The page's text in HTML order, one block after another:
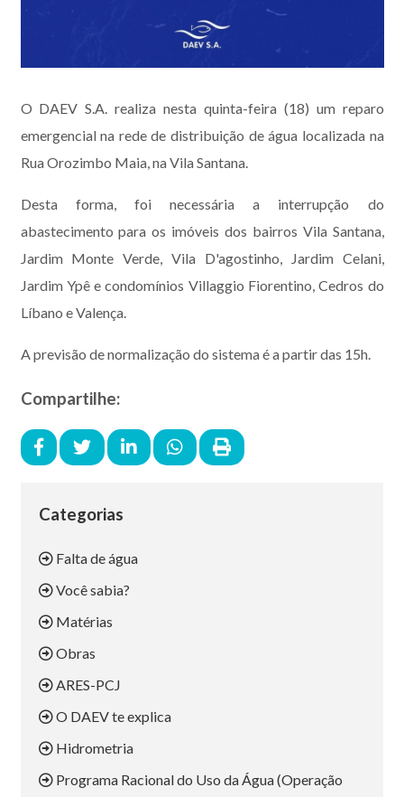
O DAEV S.A. realiza nesta quinta-feira (18) um reparo
emergencial na rede de distribuição de água localizada na
Rua Orozimbo Maia, na Vila Santana.
Desta forma, foi necessária a interrupção do
abastecimento para os imóveis dos bairros Vila Santana,
Jardim Monte Verde, Vila D'agostinho, Jardim Celani,
Jardim Ypê e condomínios Villaggio Fiorentino, Cedros do
Líbano e Valença.
A previsão de normalização do sistema é a partir das 15h.
Compartilhe:
Categorias
Falta de água
Você sabia?
Matérias
Obras
ARES-PCJ
O DAEV te explica
Hidrometria
Programa Racional do Uso da Água (Operação